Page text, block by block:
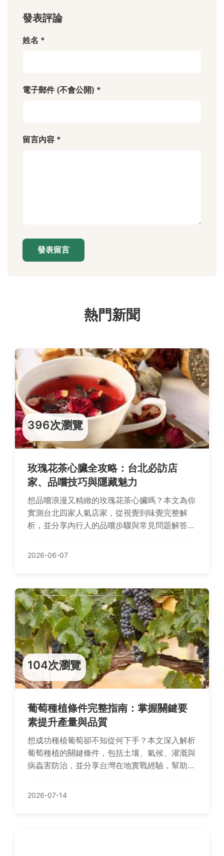
發表評論
姓名 *
電子郵件 (不會公開) *
留言內容 *
發表留言
熱門新聞
396次瀏覽
玫瑰花茶心臟全攻略：台北必訪店
家、品嚐技巧與隱藏魅力
想品嚐浪漫又精緻的玫瑰花茶心臟嗎？本文為你
實測台北四家人氣店家，從視覺到味覺完整解
析，並分享內行人的品嚐步驟與常見問題解答，
2026-06-07
104次瀏覽
葡萄種植條件完整指南：掌握關鍵要
素提升產量與品質
想成功種植葡萄卻不知從何下手？本文深入解析
葡萄種植的關鍵條件，包括土壤、氣候、灌溉與
病蟲害防治，並分享台灣在地實戰經驗，幫助您
2026-07-14